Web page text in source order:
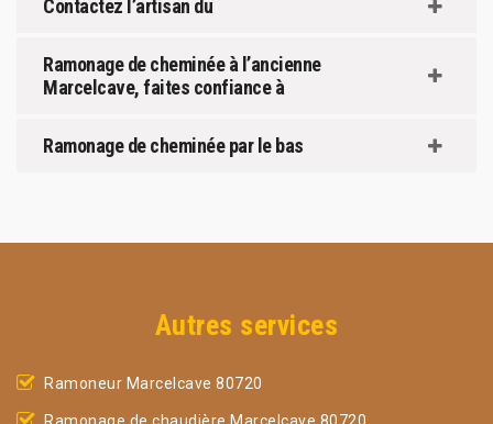
Contactez l’artisan du
Ramonage de cheminée à l’ancienne
Marcelcave, faites confiance à
Ramonage de cheminée par le bas
Autres services
Ramoneur Marcelcave 80720